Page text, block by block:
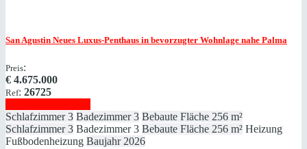
San Agustin Neues Luxus-Penthaus in bevorzugter Wohnlage nahe Palma
Preis:
€ 4.675.000
Ref: 26725
Schlafzimmer 3 Badezimmer 3 Bebaute Fläche 256 m²
Schlafzimmer 3 Badezimmer 3 Bebaute Fläche 256 m² Heizung
Fußbodenheizung Baujahr 2026